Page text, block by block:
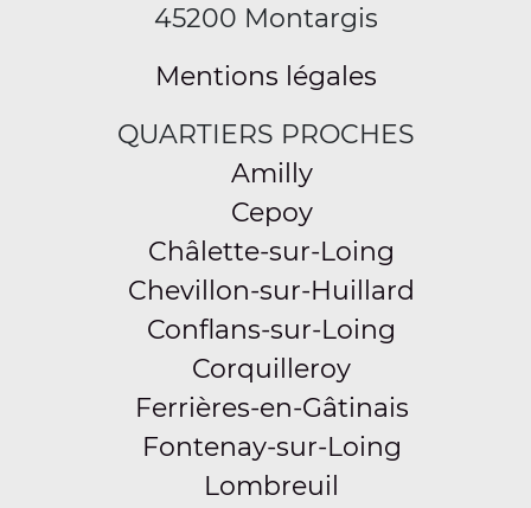
45200 Montargis
Mentions légales
QUARTIERS PROCHES
Amilly
Cepoy
Châlette-sur-Loing
Chevillon-sur-Huillard
Conflans-sur-Loing
Corquilleroy
Ferrières-en-Gâtinais
Fontenay-sur-Loing
Lombreuil